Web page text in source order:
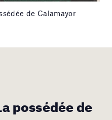
de Calamayor
possédée de